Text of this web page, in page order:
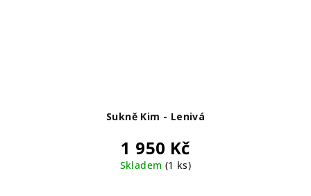
Sukně Kim - Lenivá
1 950 Kč
Skladem (1 ks)